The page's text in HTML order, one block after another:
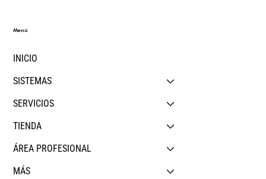
INICIO
SISTEMAS
SERVICIOS
TIENDA
ÁREA PROFESIONAL
MÁS
Menú